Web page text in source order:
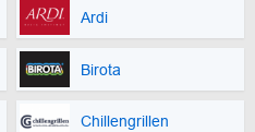
Ardi
Birota
Chillengrillen